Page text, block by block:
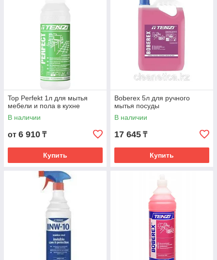
Top Perfekt 1л для мытья
мебели и пола в кухне
В наличии
от 6 910 ₸
Купить
Boberex 5л для ручного
мытья посуды
В наличии
17 645 ₸
Купить